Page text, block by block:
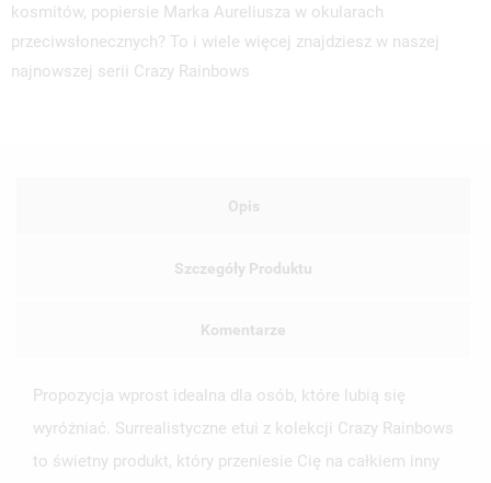
kosmitów, popiersie Marka Aureliusza w okularach
przeciwsłonecznych? To i wiele więcej znajdziesz w naszej
najnowszej serii Crazy Rainbows
Opis
Szczegóły Produktu
Komentarze
Propozycja wprost idealna dla osób, które lubią się
wyróżniać. Surrealistyczne etui z kolekcji Crazy Rainbows
to świetny produkt, który przeniesie Cię na całkiem inny